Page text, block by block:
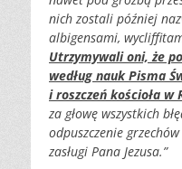
nich zostali później
albigensami,
Utrzymywali oni, że
według nauk Pisma
i roszczeń kościoła w
za głowę wszystkich
odpuszczenie
zasługi Pana Jezusa.”